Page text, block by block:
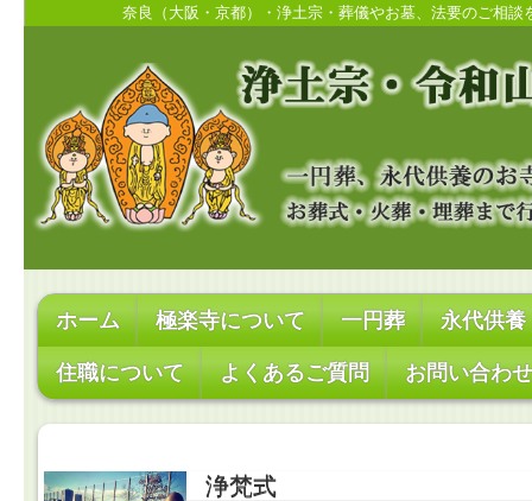
奈良（大阪・京都）・浄土宗・葬儀やお墓、法要のご相談
ホーム 極楽寺について 一円葬 永代供養
住職について よくあるご質問 お問い合わせ
浄梵式